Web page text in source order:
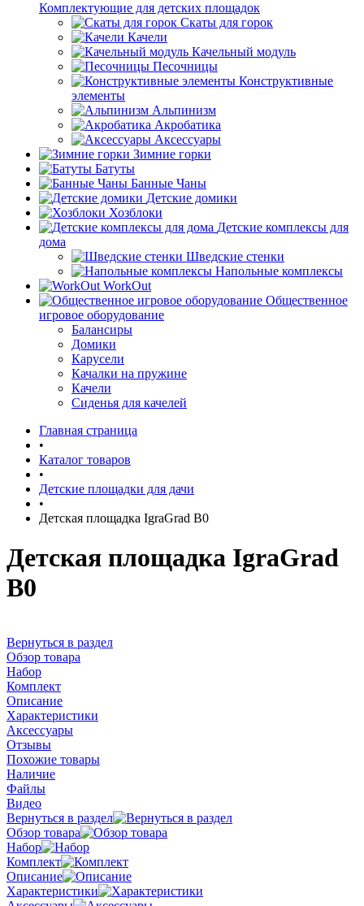
Комплектующие для детских площадок
Скаты для горок
Качели
Качельный модуль
Песочницы
Конструктивные
элементы
Альпинизм
Акробатика
Аксессуары
Зимние горки
Батуты
Банные Чаны
Детские домики
Хозблоки
Детские комплексы для
дома
Шведские стенки
Напольные комплексы
WorkOut
Общественное
игровое оборудование
Балансиры
Домики
Карусели
Качалки на пружине
Качели
Сиденья для качелей
Главная страница
•
Каталог товаров
•
Детские площадки для дачи
•
Детская площадка IgraGrad B0
Детская площадка IgraGrad
B0
Вернуться в раздел
Обзор товара
Набор
Комплект
Описание
Характеристики
Аксессуары
Отзывы
Похожие товары
Наличие
Файлы
Видео
Вернуться в раздел
Обзор товара
Набор
Комплект
Описание
Характеристики